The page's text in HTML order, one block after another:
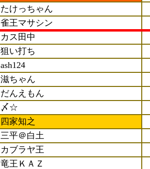
たけっちゃん
雀王マサシン
カス田中
狙い打ち
ash124
滋ちゃん
だんえもん
〆☆
四家知之
三平＠白土
カブラヤ王
竜王ＫＡＺ